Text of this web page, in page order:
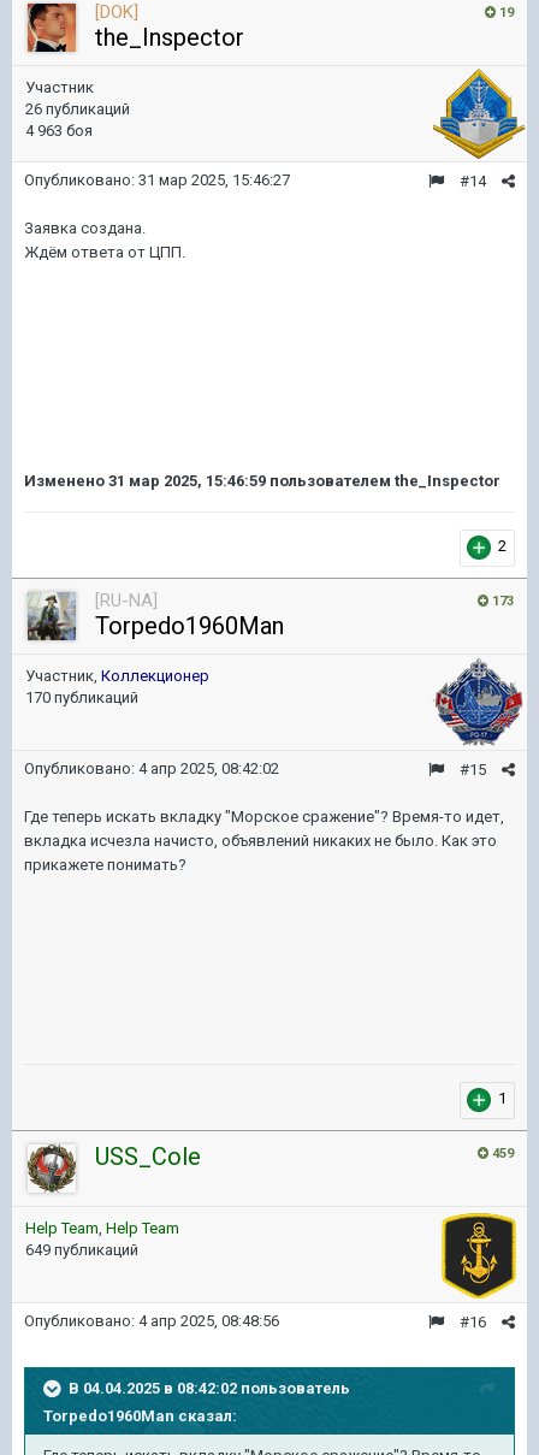
19
[DOK]
the_Inspector
Участник
26 публикаций
4 963 боя
#14
Опубликовано: 31 мар 2025, 15:46:27
Заявка создана.
Ждём ответа от ЦПП.
Изменено 31 мар 2025, 15:46:59 пользователем the_Inspector
2
173
[RU-NA]
Torpedo1960Man
Участник, Коллекционер
170 публикаций
#15
Опубликовано: 4 апр 2025, 08:42:02
Где теперь искать вкладку "Морское сражение"? Время-то идет,
вкладка исчезла начисто, объявлений никаких не было. Как это
прикажете понимать?
1
459
USS_Cole
Help Team, Help Team
649 публикаций
#16
Опубликовано: 4 апр 2025, 08:48:56
В 04.04.2025 в 08:42:02 пользователь
Torpedo1960Man сказал: